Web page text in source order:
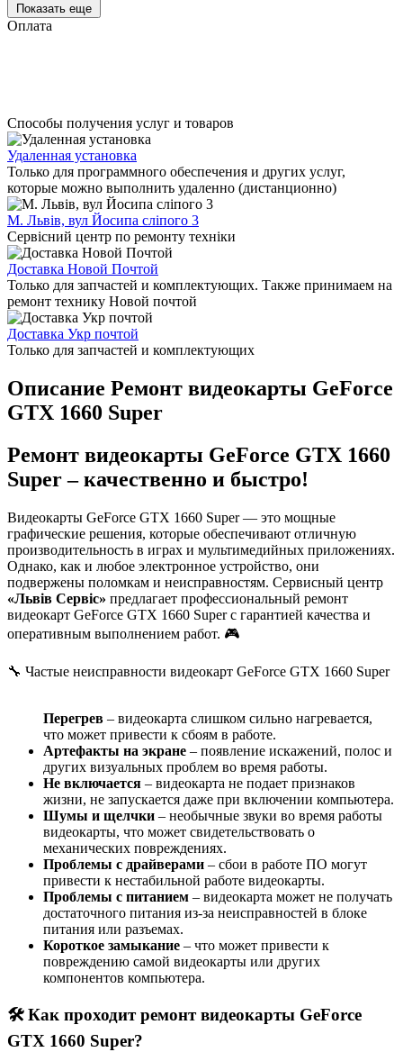
Показать еще
Оплата
Способы получения услуг и товаров
Удаленная установка
Только для программного обеспечения и других услуг,
которые можно выполнить удаленно (дистанционно)
М. Львів, вул Йосипа сліпого 3
Сервісний центр по ремонту техніки
Доставка Новой Почтой
Только для запчастей и комплектующих. Также принимаем на
ремонт технику Новой почтой
Доставка Укр почтой
Только для запчастей и комплектующих
Описание Ремонт видеокарты GeForce
GTX 1660 Super
Ремонт видеокарты GeForce GTX 1660
Super – качественно и быстро!
Видеокарты GeForce GTX 1660 Super — это мощные
графические решения, которые обеспечивают отличную
производительность в играх и мультимедийных приложениях.
Однако, как и любое электронное устройство, они
подвержены поломкам и неисправностям. Сервисный центр
«Львів Сервіс» предлагает профессиональный ремонт
видеокарт GeForce GTX 1660 Super с гарантией качества и
оперативным выполнением работ. 🎮
🔧 Частые неисправности видеокарт GeForce GTX 1660 Super
Перегрев – видеокарта слишком сильно нагревается,
что может привести к сбоям в работе.
Артефакты на экране – появление искажений, полос и
других визуальных проблем во время работы.
Не включается – видеокарта не подает признаков
жизни, не запускается даже при включении компьютера.
Шумы и щелчки – необычные звуки во время работы
видеокарты, что может свидетельствовать о
механических повреждениях.
Проблемы с драйверами – сбои в работе ПО могут
привести к нестабильной работе видеокарты.
Проблемы с питанием – видеокарта может не получать
достаточного питания из-за неисправностей в блоке
питания или разъемах.
Короткое замыкание – что может привести к
повреждению самой видеокарты или других
компонентов компьютера.
🛠️ Как проходит ремонт видеокарты GeForce
GTX 1660 Super?